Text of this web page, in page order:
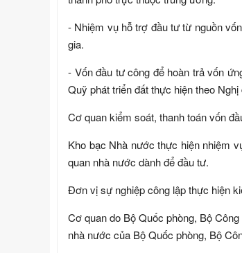
- Nhiệm vụ hỗ trợ đầu tư từ nguồn
gia.
- Vốn đầu tư công để hoàn trả vốn
Quỹ phát triển đất thực hiện theo
Cơ quan kiểm soát, thanh toán vốn
Kho bạc Nhà nước thực hiện nhiệm
quan nhà nước dành để đầu tư.
Đơn vị sự nghiệp công lập thực hiện
Cơ quan do Bộ Quốc phòng, Bộ
nhà nước của Bộ Quốc phòng, Bộ